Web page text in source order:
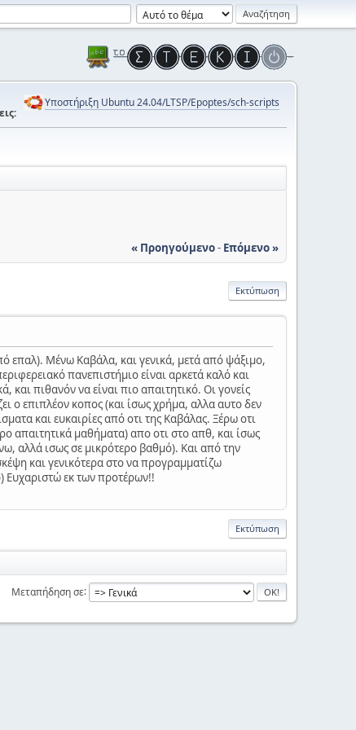
Υποστήριξη Ubuntu 24.04/LTSP/Epoptes/sch-scripts
« Προηγούμενο- Επόμενο »
Εκτύπωση
επαλ). Μένω Καβάλα, και γενικά, μετά από ψάξιμο,
πανεπιστήμιο είναι αρκετά καλό και
πιθανόν να είναι πιο απαιτητικό. Οι γονείς
ο επιπλέον κοπος (και ίσως χρήμα, αλλα αυτο δεν
και ευκαιρίες από οτι της Καβάλας. Ξέρω οτι
απαιτητικά μαθήματα) απο οτι στο απθ, και ίσως
αλλά ισως σε μικρότερο βαθμό). Και από την
και γενικότερα στο να προγραμματίζω
εκ των προτέρων!!
Εκτύπωση
Μεταπήδηση σε